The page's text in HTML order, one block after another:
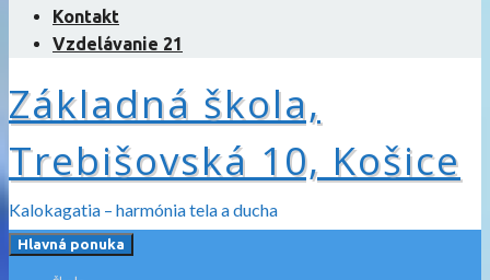
Kontakt
Vzdelávanie 21
Základná škola,
Trebišovská 10, Košice
Kalokagatia – harmónia tela a ducha
Hlavná ponuka